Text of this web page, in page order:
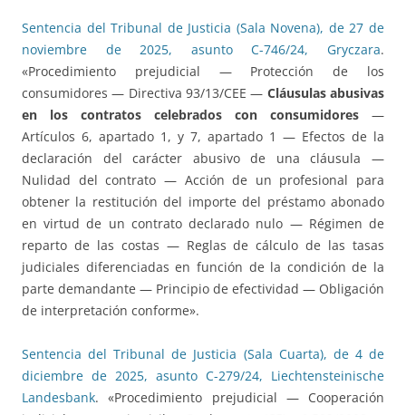
Sentencia del Tribunal de Justicia (Sala Novena), de 27 de
noviembre de 2025, asunto C-746/24, Gryczara.
«Procedimiento prejudicial — Protección de los
consumidores — Directiva 93/13/CEE — Cláusulas abusivas
en los contratos celebrados con consumidores —
Artículos 6, apartado 1, y 7, apartado 1 — Efectos de la
declaración del carácter abusivo de una cláusula —
Nulidad del contrato — Acción de un profesional para
obtener la restitución del importe del préstamo abonado
en virtud de un contrato declarado nulo — Régimen de
reparto de las costas — Reglas de cálculo de las tasas
judiciales diferenciadas en función de la condición de la
parte demandante — Principio de efectividad — Obligación
de interpretación conforme».
Sentencia del Tribunal de Justicia (Sala Cuarta), de 4 de
diciembre de 2025, asunto C-279/24, Liechtensteinische
Landesbank. «Procedimiento prejudicial — Cooperación